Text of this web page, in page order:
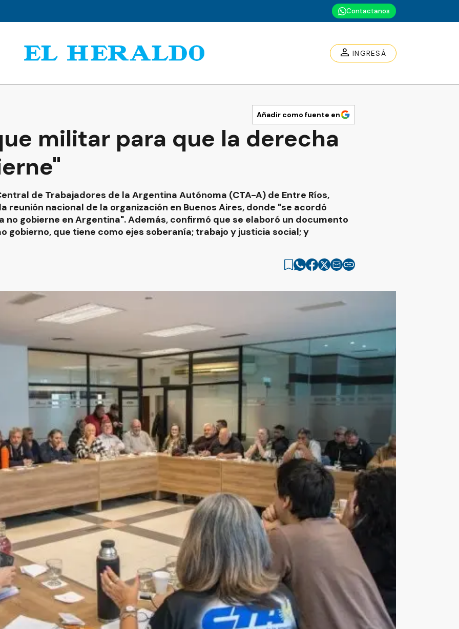
Contactanos
INGRESÁ
Añadir como fuente en
militar para que la derecha
de Trabajadores de la Argentina Autónoma (CTA-A) de Entre Ríos,
reunión nacional de la organización en Buenos Aires, donde "se acordó
gobierne en Argentina". Además, confirmó que se elaboró un documento
gobierno, que tiene como ejes soberanía; trabajo y justicia social; y